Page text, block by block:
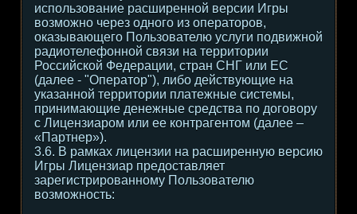
использование расширенной версии Игры
возможно через одного из операторов,
оказывающего Пользователю услуги подвижной
радиотелефонной связи на территории
Российской Федерации, стран СНГ или ЕС
(далее - "Оператор"), либо действующие на
указанной территории платежные системы,
принимающие денежные средства по договору
с Лицензиаром или ее контрагентом (далее –
«Партнер»).
3.6. В рамках лицензии на расширенную версию
Игры Лицензиар предоставляет
зарегистрированному Пользователю
возможность: